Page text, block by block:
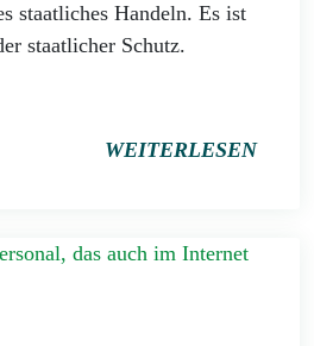
staatliches Handeln. Es ist
staatlicher Schutz.
WEITERLESEN